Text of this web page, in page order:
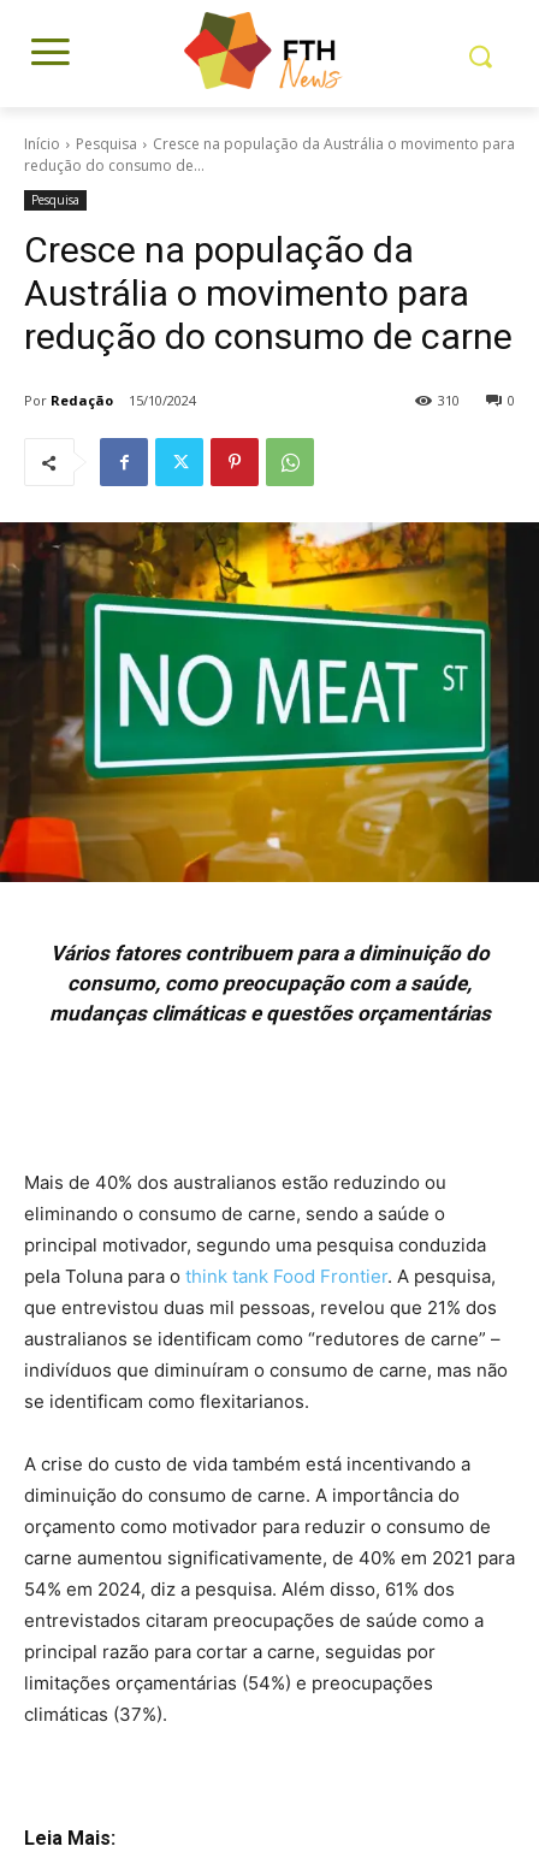
Início Pesquisa
Cresce na população da Austrália o movimento para
redução do consumo de...
Pesquisa
Cresce na população da
Austrália o movimento para
redução do consumo de carne
Por Redação 15/10/2024 0
310
Vários fatores contribuem para a diminuição do
consumo, como preocupação com a saúde,
mudanças climáticas e questões orçamentárias
Mais de 40% dos australianos estão reduzindo ou
eliminando o consumo de carne, sendo a saúde o
principal motivador, segundo uma pesquisa conduzida
pela Toluna para o think tank Food Frontier. A pesquisa,
que entrevistou duas mil pessoas, revelou que 21% dos
australianos se identificam como “redutores de carne” –
indivíduos que diminuíram o consumo de carne, mas não
se identificam como flexitarianos.
A crise do custo de vida também está incentivando a
diminuição do consumo de carne. A importância do
orçamento como motivador para reduzir o consumo de
carne aumentou significativamente, de 40% em 2021 para
54% em 2024, diz a pesquisa. Além disso, 61% dos
entrevistados citaram preocupações de saúde como a
principal razão para cortar a carne, seguidas por
limitações orçamentárias (54%) e preocupações
climáticas (37%).
Leia Mais: